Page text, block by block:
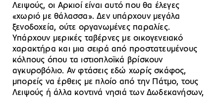
Λειψούς, οι Αρκιοί είναι αυτό που θα έλεγες
«χωριό με θάλασσα». Δεν υπάρχουν μεγάλα
ξενοδοχεία, ούτε οργανωμένες παραλίες.
Υπάρχουν μερικές ταβέρνες με οικογενειακό
χαρακτήρα και μια σειρά από προστατευμένους
κόλπους όπου τα ιστιοπλοϊκά βρίσκουν
αγκυροβόλιο. Αν φτάσεις εδώ χωρίς σκάφος,
μπορείς να έρθεις με πλοίο από την Πάτμο, τους
Λειψούς ή άλλα κοντινά νησιά των Δωδεκανήσων,